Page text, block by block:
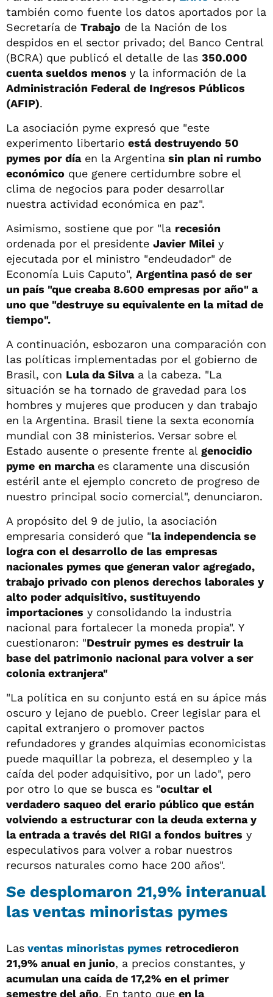
también como fuente los datos aportados por la
Secretaría de Trabajo de la Nación de los
despidos en el sector privado; del Banco Central
(BCRA) que publicó el detalle de las 350.000
cuenta sueldos menos y la información de la
Administración Federal de Ingresos Públicos
(AFIP).
La asociación pyme expresó que "este
experimento libertario está destruyendo 50
pymes por díaen la Argentina sin plan ni rumbo
económico que genere certidumbre sobre el
clima de negocios para poder desarrollar
nuestra actividad económica en paz".
Asimismo, sostiene que por "la recesión
ordenada por el presidente Javier Milei y
ejecutada por el ministro "endeudador" de
Economía Luis Caputo", Argentina pasó de ser
un país "que creaba 8.600 empresas por año" a
uno que "destruye su equivalente en la mitad de
tiempo".
A continuación, esbozaron una comparación con
las políticas implementadas por el gobierno de
Brasil, con Lula da Silvaa la cabeza. "La
situación se ha tornado de gravedad para los
hombres y mujeres que producen y dan trabajo
en la Argentina. Brasil tiene la sexta economía
mundial con 38 ministerios. Versar sobre el
Estado ausente o presente frente al genocidio
pyme en marcha es claramente una discusión
estéril ante el ejemplo concreto de progreso de
nuestro principal socio comercial", denunciaron.
A propósito del 9 de julio, la asociación
empresaria consideró que "la independencia se
logra con el desarrollo de las empresas
nacionales pymes que generan valor agregado,
trabajo privado con plenos derechos laborales y
alto poder adquisitivo, sustituyendo
importaciones y consolidando la industria
nacional para fortalecer la moneda propia". Y
cuestionaron: "Destruir pymes es destruir la
base del patrimonio nacional para volver a ser
colonia extranjera"
"La política en su conjunto está en su ápice más
oscuro y lejano de pueblo. Creer legislar para el
capital extranjero o promover pactos
refundadores y grandes alquimias economicistas
puede maquillar la pobreza, el desempleo y la
caída del poder adquisitivo, por un lado", pero
por otro lo que se busca es "ocultar el
verdadero saqueo del erario público que están
volviendo a estructurar con la deuda externa y
la entrada a través del RIGI a fondos buitres y
especulativos para volver a robar nuestros
recursos naturales como hace 200 años".
Se desplomaron 21,9% interanual
las ventas minoristas pymes
Las ventas minoristas pymes retrocedieron
21,9% anual en junio, a precios constantes, y
acumulan una caída de 17,2% en el primer
semestre del año. En tanto que en la